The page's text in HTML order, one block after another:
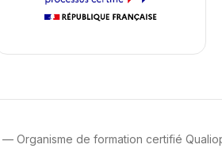
— Organisme de formation certifié